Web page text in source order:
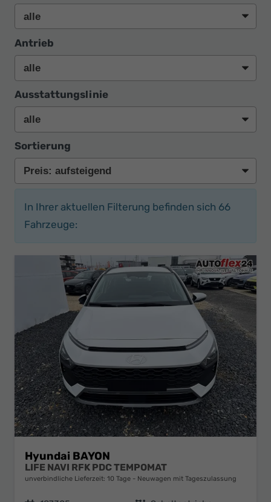
Antrieb
Ausstattungslinie
Sortierung
In Ihrer aktuellen Filterung befinden sich 66
Fahrzeuge:
Hyundai BAYON
LIFE NAVI RFK PDC TEMPOMAT
unverbindliche Lieferzeit: 10 Tage Neuwagen mit Tageszulassung